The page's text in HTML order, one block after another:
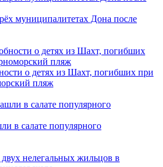
муниципалитетах Дона после
о детях из Шахт, погибших при
пляж
в салате популярного